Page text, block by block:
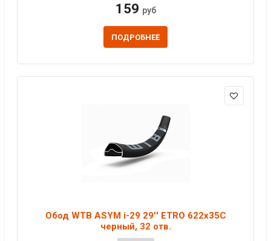
159 руб
ПОДРОБНЕЕ
Обод WTB ASYM i-29 29'' ETRO 622x35C
черный, 32 отв.